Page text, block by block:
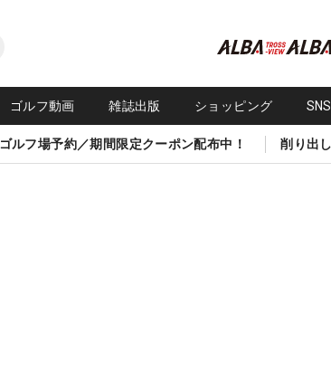
ゴルフ動画 雑誌出版 ショッピング
ゴルフ場予約／期間限定クーポン配布中！ 削り出